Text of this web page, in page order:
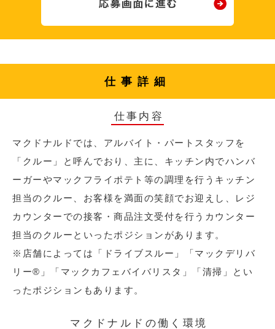
仕事詳細
仕事内容
マクドナルドでは、アルバイト・パートスタッフを
「クルー」と呼んでおり、主に、キッチン内でハンバ
ーガーやマックフライポテト等の調理を行うキッチン
担当のクルー、お客様を満面の笑顔でお迎えし、レジ
カウンターでの接客・商品注文受付を行うカウンター
担当のクルーといったポジションがあります。
※店舗によっては「ドライブスルー」「マックデリバ
リー®︎」「マックカフェバイバリスタ」「清掃」とい
ったポジションもあります。
マクドナルドの働く環境